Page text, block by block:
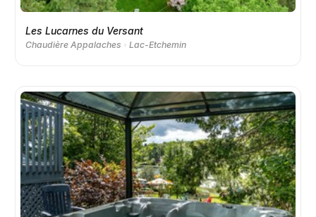
Les Lucarnes du Versant
Chaudière Appalaches Lac-Etchemin